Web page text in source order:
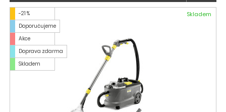
-21 %
Doporučujeme
Akce
Doprava zdarma
Skladem
Skladem